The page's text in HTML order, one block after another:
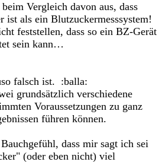
Vergleich davon aus, dass
ist als ein Blutzuckermesssystem!
feststellen, dass so ein BZ-Gerät
sein kann…
falsch ist. :balla:
grundsätzlich verschiedene
Voraussetzungen zu ganz
führen können.
dass mir sagt ich sei
(oder eben nicht) viel